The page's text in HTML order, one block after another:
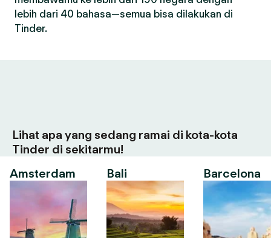
lebih dari 40 bahasa—semua bisa dilakukan di
Tinder.
Lihat apa yang sedang ramai di kota-kota
Tinder di sekitarmu!
Amsterdam
Bali Barcelona